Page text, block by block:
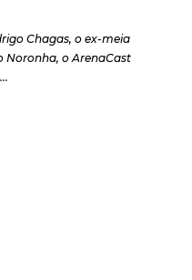
Chagas, o ex-meia
Noronha, o ArenaCast